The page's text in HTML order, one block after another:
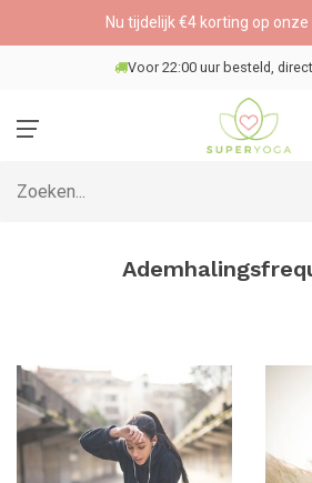
Nu tijdelijk €4 korting op
Veilig betalen